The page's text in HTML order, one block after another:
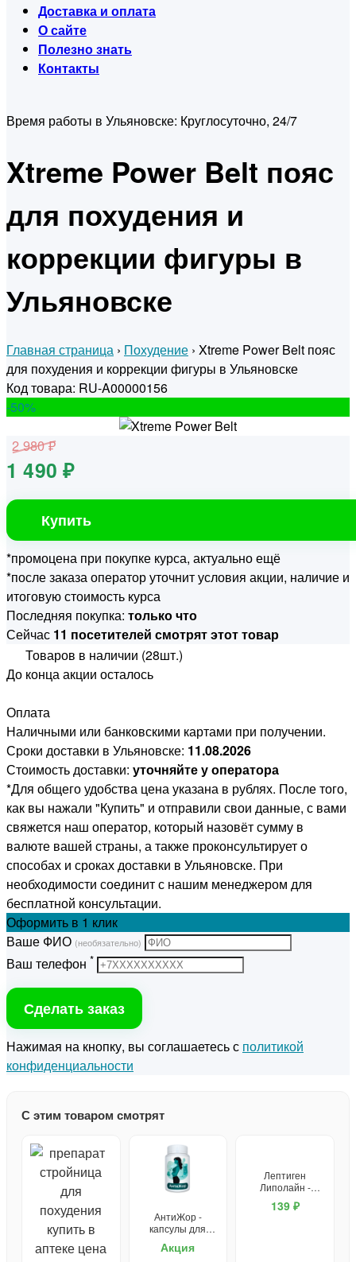
Доставка и оплата
О сайте
Полезно знать
Контакты
Время работы в Ульяновске: Круглосуточно, 24/7
Xtreme Power Belt пояс
для похудения и
коррекции фигуры в
Ульяновске
Главная страница › Похудение › Xtreme Power Belt пояс
для похудения и коррекции фигуры в Ульяновске
Код товара: RU-A00000156
-50%
2 980 ₽
1 490 ₽
Купить
*промоцена при покупке курса, актуально ещё
*после заказа оператор уточнит условия акции, наличие и
итоговую стоимость курса
Последняя покупка: только что
Сейчас 11 посетителей смотрят этот товар
Товаров в наличии (28шт.)
До конца акции осталось
Оплата
Наличными или банковскими картами при получении.
Сроки доставки в Ульяновске: 11.08.2026
Стоимость доставки: уточняйте у оператора
*Для общего удобства цена указана в рублях. После того,
как вы нажали "Купить" и отправили свои данные, с вами
свяжется наш оператор, который назовёт сумму в
валюте вашей страны, а также проконсультирует о
способах и сроках доставки в Ульяновске. При
необходимости соединит с нашим менеджером для
бесплатной консультации.
Оформить в 1 клик
Ваше ФИО (необязательно)
Ваш телефон *
Сделать заказ
Нажимая на кнопку, вы соглашаетесь с политикой
конфиденциальности
С этим товаром смотрят
АнтиЖор -
капсулы для
Акция
Лептиген
Липолайн -
капсулы для
похудения
139 ₽